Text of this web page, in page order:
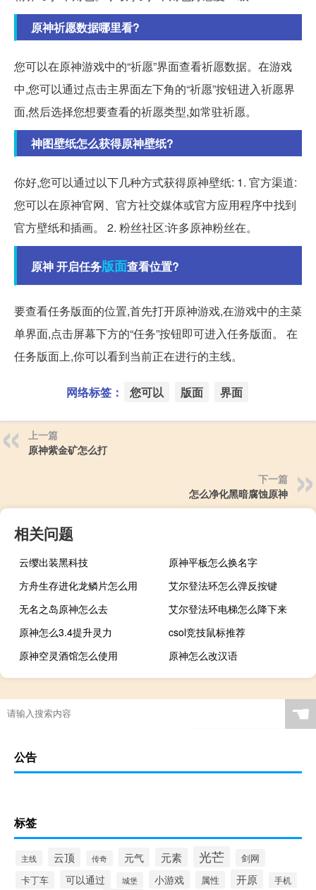
原神祈愿数据哪里看?
您可以在原神游戏中的“祈愿”界面查看祈愿数据。在游戏
中,您可以通过点击主界面左下角的“祈愿”按钮进入祈愿界
面,然后选择您想要查看的祈愿类型,如常驻祈愿。
神图壁纸怎么获得原神壁纸?
你好,您可以通过以下几种方式获得原神壁纸: 1. 官方渠道:
您可以在原神官网、官方社交媒体或官方应用程序中找到
官方壁纸和插画。 2. 粉丝社区:许多原神粉丝在。
原神 开启任务版面查看位置?
要查看任务版面的位置,首先打开原神游戏,在游戏中的主菜
单界面,点击屏幕下方的“任务”按钮即可进入任务版面。 在
任务版面上,你可以看到当前正在进行的主线。
网络标签： 您可以 版面 界面
上一篇
原神紫金矿怎么打
下一篇
怎么净化黑暗腐蚀原神
相关问题
云缨出装黑科技
原神平板怎么换名字
方舟生存进化龙鳞片怎么用
艾尔登法环怎么弹反按键
无名之岛原神怎么去
艾尔登法环电梯怎么降下来
原神怎么3.4提升灵力
csol竞技鼠标推荐
原神空灵酒馆怎么使用
原神怎么改汉语
☚
公告
标签
主线 云顶 传奇 元气 元素 光芒
剑网
卡丁车
可以通过 城堡 小游戏 属性 开原 手机